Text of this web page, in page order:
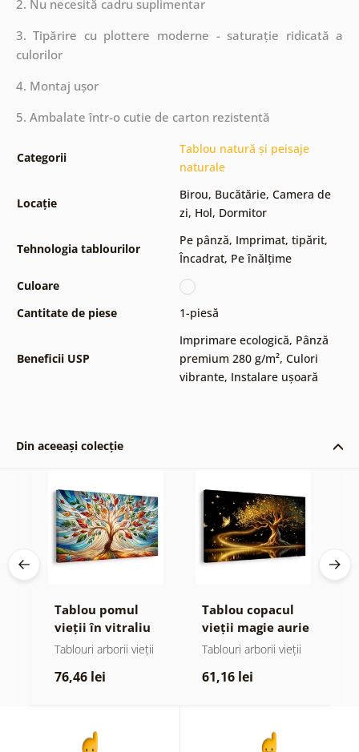
2. Nu necesită cadru suplimentar
3. Tipărire cu plottere moderne - saturație ridicată a
culorilor
4. Montaj ușor
5. Ambalate într-o cutie de carton rezistentă
Categorii
Tablou natură și peisaje
naturale
Locație
Birou, Bucătărie, Camera de
zi, Hol, Dormitor
Tehnologia tablourilor
Pe pânză, Imprimat, tipărit,
Încadrat, Pe înălțime
Culoare
Cantitate de piese
1-piesă
Beneficii USP
Imprimare ecologică, Pânză
premium 280 g/m², Culori
vibrante, Instalare ușoară
Din aceeași colecție
Tablou pomul
vieții în vitraliu
colorat
Tablouri arborii vieții
76,46 lei
Tablou copacul
vieții magie aurie
Tablouri arborii vieții
61,16 lei